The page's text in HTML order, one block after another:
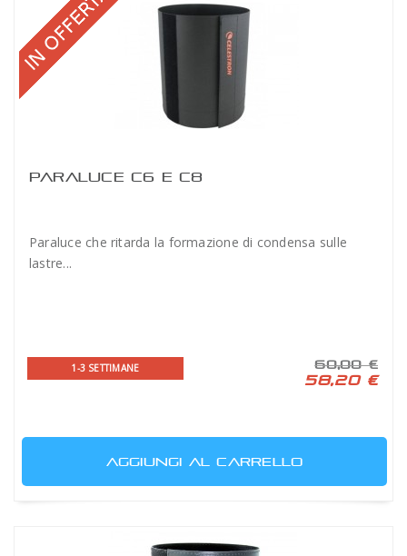
PARALUCE C6 E C8
Paraluce che ritarda la formazione di condensa sulle
lastre...
1-3 SETTIMANE 60,00 €
58,20 €
AGGIUNGI AL CARRELLO